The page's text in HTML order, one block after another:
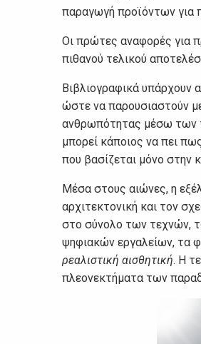
παραγωγή προϊόντων για
Οι πρώτες αναφορές για
πιθανού τελικού
Βιβλιογραφικά υπάρχουν
ώστε να παρουσιαστούν
ανθρωπότητας μέσω των
μπορεί κάποιος να πει
που βασίζεται μόνο στην
Μέσα στους αιώνες, η
αρχιτεκτονική και τον
στο σύνολο των τεχνών,
ψηφιακών εργαλείων, τα
ρεαλιστική αισθητική. Η
πλεονεκτήματα των